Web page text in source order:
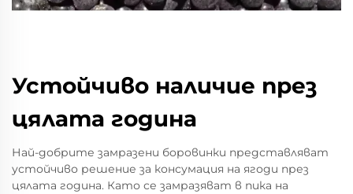
Устойчиво наличие през
цялата година
Най-добрите замразени боровинки представляват
устойчиво решение за консумация на ягоди през
цялата година. Като се замразяват в пика на